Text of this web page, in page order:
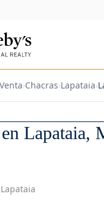
Venta›Chacras›Lapataia›
Lapataia,
Lapataia